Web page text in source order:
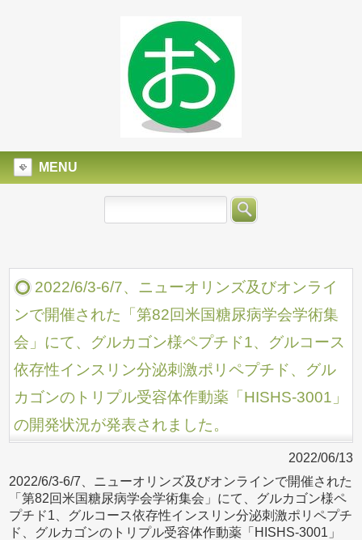
MENU
2022/6/3-6/7、ニューオリンズ及びオンライ
ンで開催された「第82回米国糖尿病学会学術集
会」にて、グルカゴン様ペプチド1、グルコース
依存性インスリン分泌刺激ポリペプチド、グル
カゴンのトリプル受容体作動薬「HISHS-3001」
の開発状況が発表されました。
2022/06/13
2022/6/3-6/7、ニューオリンズ及びオンラインで開催された
「第82回米国糖尿病学会学術集会」にて、グルカゴン様ペ
プチド1、グルコース依存性インスリン分泌刺激ポリペプチ
ド、グルカゴンのトリプル受容体作動薬「HISHS-3001」